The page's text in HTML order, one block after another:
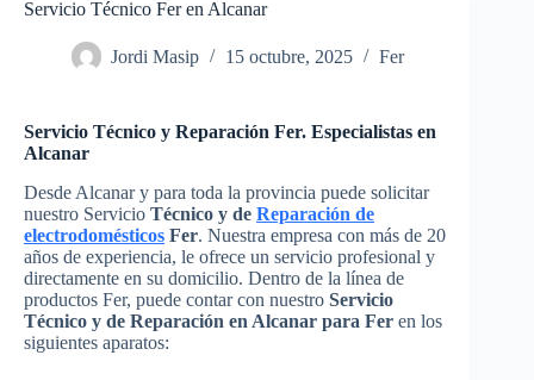
Servicio Técnico Fer en Alcanar
Jordi Masip 15 octubre, 2025 Fer
Servicio Técnico y Reparación Fer. Especialistas en
Alcanar
Desde Alcanar y para toda la provincia puede solicitar
nuestro Servicio Técnico y de Reparación de
electrodomésticos Fer. Nuestra empresa con más de 20
años de experiencia, le ofrece un servicio profesional y
directamente en su domicilio. Dentro de la línea de
productos Fer, puede contar con nuestro Servicio
Técnico y de Reparación en Alcanar para Fer en los
siguientes aparatos: